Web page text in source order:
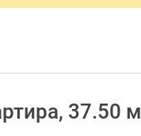
37.50 м